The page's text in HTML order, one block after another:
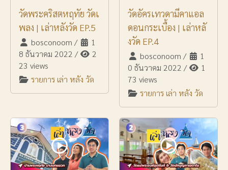
วัดพระคริสตหฤทัย วัดเ
พลง | เล่าหลังวัด EP.5
bosconoom /
1
8 ธันวาคม 2022 /
2
23 views
รายการ เล่า หลัง วัด
วัดอัครเทวดามีคาแอล
ดอนกระเบื้อง | เล่าหลั
งวัด EP.4
bosconoom /
1
0 ธันวาคม 2022 /
1
73 views
รายการ เล่า หลัง วัด